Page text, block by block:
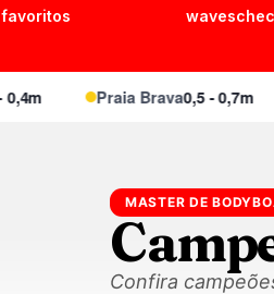
favoritos
Praia Brava 0,5 - 0,7m
MASTER DE
Confira